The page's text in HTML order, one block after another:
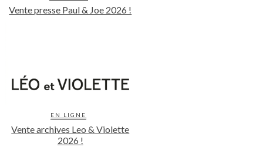
Vente presse Paul & Joe 2026 !
EN LIGNE
Vente archives Leo & Violette
2026 !